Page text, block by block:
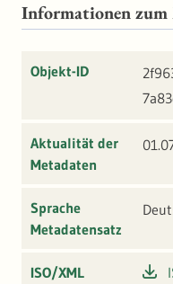
Informationen zum
Objekt-ID
Aktualität der
Metadaten
Sprache
Metadatensatz
ISO/XML